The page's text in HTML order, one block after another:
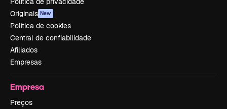
Originais New
Política de cookies
Central de confiabilidade
Afiliados
Empresas
Empresa
Preços